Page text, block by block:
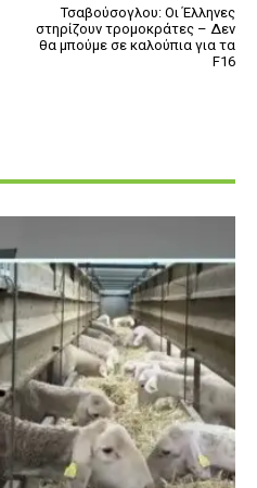
Τσαβούσογλου: Οι Έλληνες
στηρίζουν τρομοκράτες – Δεν
θα μπούμε σε καλούπια για τα
F16